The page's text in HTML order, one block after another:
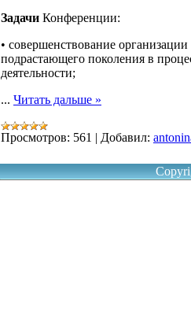
Задачи Конференции:
• совершенствование
подрастающего поколения в
деятельности;
... Читать дальше »
Просмотров: 561 | Добавил: